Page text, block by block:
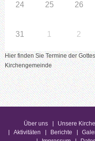
24 25 26
31 1 2
Hier finden Sie Termine der
Kirchengemeinde
Über uns Unsere
Aktivitäten
Berichte